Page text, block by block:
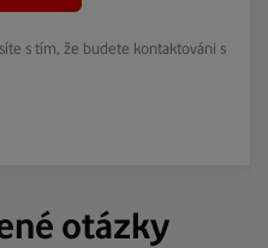
s tím, že budete kontaktováni s
otázky